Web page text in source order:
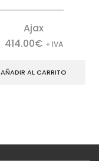
Ajax
414.00€ + IVA
AÑADIR AL CARRITO